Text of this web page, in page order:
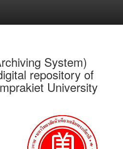
System)
repository of
University